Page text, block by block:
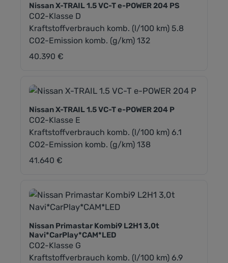
Nissan X-TRAIL 1.5 VC-T e-POWER 204 PS
CO2-Klasse D
Kraftstoffverbrauch komb. (l/100 km) 5.8
CO2-Emission komb. (g/km) 132
Regulärer Preis:
40.390 €
Nissan X-TRAIL 1.5 VC-T e-POWER 204 P
CO2-Klasse E
Kraftstoffverbrauch komb. (l/100 km) 6.1
CO2-Emission komb. (g/km) 138
Regulärer Preis:
41.640 €
Nissan Primastar Kombi9 L2H1 3,0t
Navi*CarPlay*CAM*LED
CO2-Klasse G
Kraftstoffverbrauch komb. (l/100 km) 6.9